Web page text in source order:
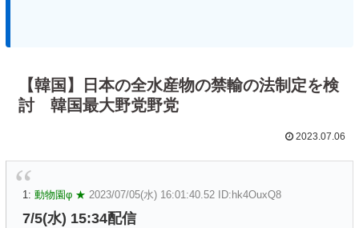
【韓国】日本の全水産物の禁輸の法制定を検
討 韓国最大野党野党
2023.07.06
1: 動物園φ ★ 2023/07/05(水) 16:01:40.52 ID:hk4OuxQ8
7/5(水) 15:34配信